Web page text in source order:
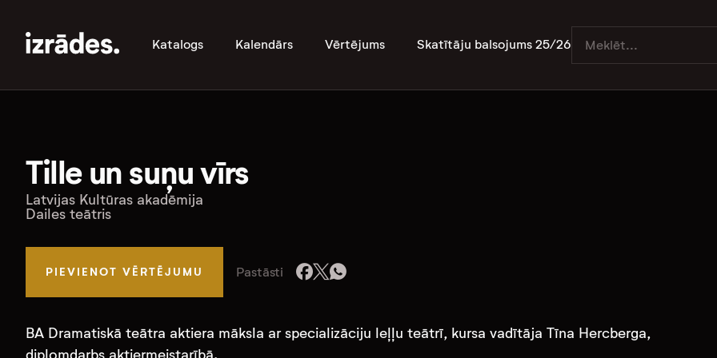
Katalogs Kalendārs Vērtējums Skatītāju balsojums 25/26
Tille un suņu vīrs
Latvijas Kultūras akadēmija
Dailes teātris
PIEVIENOT VĒRTĒJUMU Pastāsti
BA Dramatiskā teātra aktiera māksla ar specializāciju leļļu teātrī, kursa vadītāja Tīna Hercberga,